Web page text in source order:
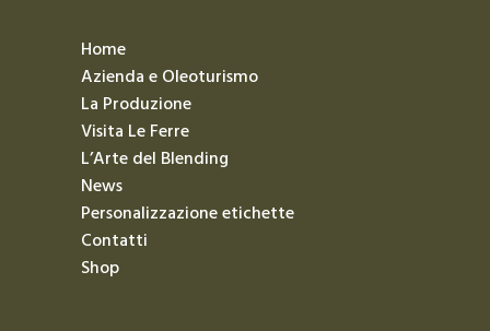
Home
Azienda e Oleoturismo
La Produzione
Visita Le Ferre
L’Arte del Blending
News
Personalizzazione etichette
Contatti
Shop